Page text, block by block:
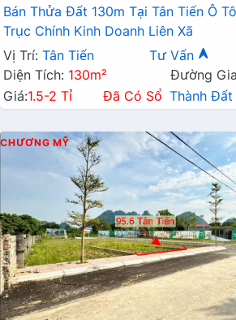
Bán Thửa Đất 130m Tại Tân Tiến Ô
Trục Chính Kinh Doanh Liên Xã
Vị Trí: Tân Tiến Tư Vấn
Diện Tích: 130m²
Đường
Giá:1.5-2 Tỉ Đã Có Sổ Thành
CHƯƠNG MỸ